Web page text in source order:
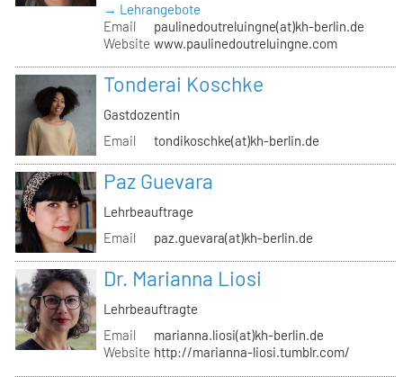
→ Lehrangebote
Email
paulinedoutreluingne(at)kh-berlin.de
Website www.paulinedoutreluingne.com
Tonderai Koschke
Gastdozentin
Email
tondikoschke(at)kh-berlin.de
Paz Guevara
Lehrbeauftrage
Email
paz.guevara(at)kh-berlin.de
Dr. Marianna Liosi
Lehrbeauftragte
Email
marianna.liosi(at)kh-berlin.de
Website http://marianna-liosi.tumblr.com/